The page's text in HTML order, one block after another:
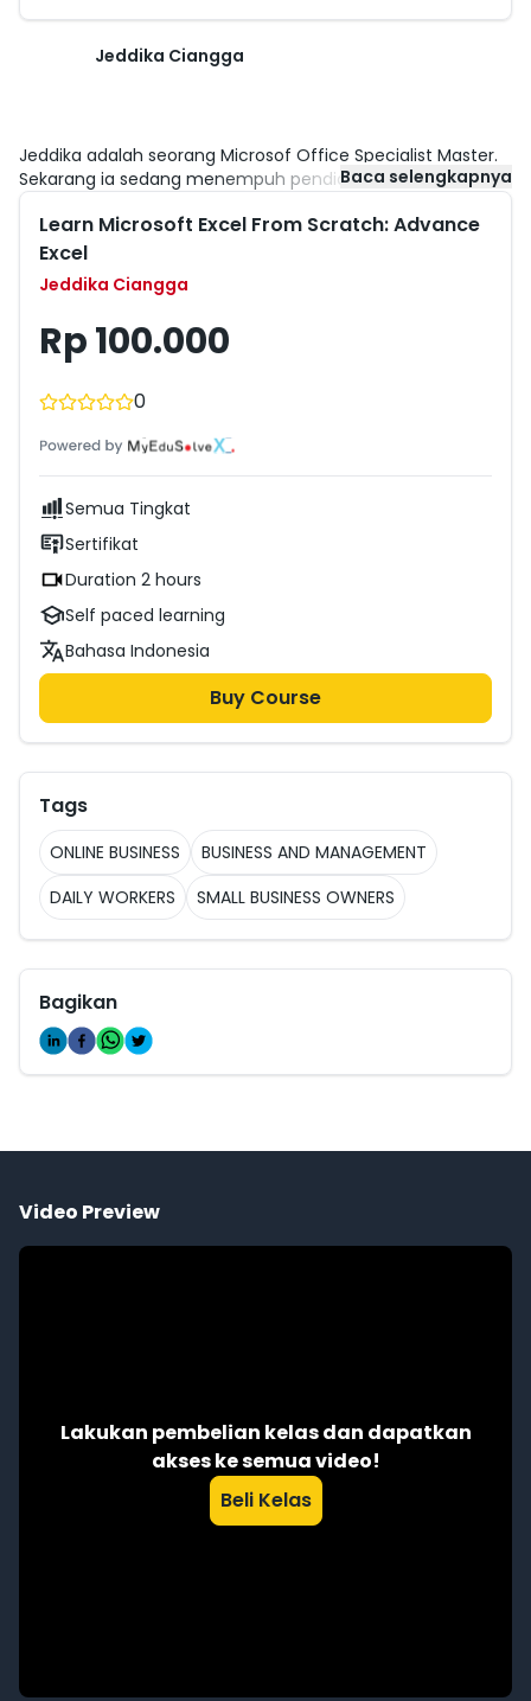
Jeddika Ciangga
Jeddika adalah seorang Microsof Office Specialist Master.
Sekarang ia sedang menempuh pendidikannya di
University of Nottingham Ningbo, China dengan jurusan
Master of Science MS, International Management. Ia
memiliki sejumlah sertifikasi dari Microsoft seperti MTA
Database Fundamental, Microsoft Office Specialist: Excel
Associate, Powerpoint Associate, dan Word Associate.
Baca selengkapnya
Learn Microsoft Excel From Scratch: Advance
Excel
Jeddika Ciangga
Rp 100.000
0
Semua Tingkat
Sertifikat
Duration 2 hours
Self paced learning
Bahasa Indonesia
Buy Course
Tags
ONLINE BUSINESS
BUSINESS AND MANAGEMENT
DAILY WORKERS
SMALL BUSINESS OWNERS
Bagikan
Video Preview
Lakukan pembelian kelas dan dapatkan
akses ke semua video!
Beli Kelas